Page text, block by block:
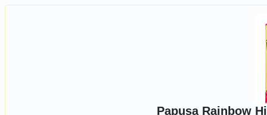
Papusa Rainbow